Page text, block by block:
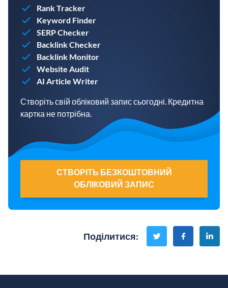
Rank Tracker
Keyword Finder
SERP Checker
Backlink Checker
Backlink Monitor
Website Audit
AI Article Writer
Створіть свій обліковий запис сьогодні. Кредитна
картка не потрібна.
СТВОРІТЬ БЕЗКОШТОВНИЙ
ОБЛІКОВИЙ ЗАПИС
Поділитися: